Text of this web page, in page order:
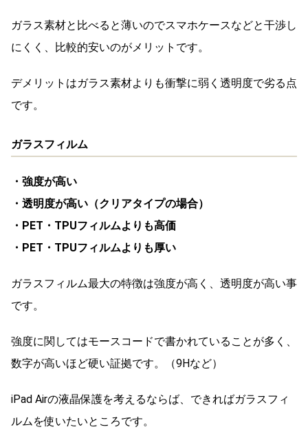
ガラス素材と比べると薄いのでスマホケースなどと干渉し
にくく、比較的安いのがメリットです。
デメリットはガラス素材よりも衝撃に弱く透明度で劣る点
です。
ガラスフィルム
・強度が高い
・透明度が高い（クリアタイプの場合）
・PET・TPUフィルムよりも高価
・PET・TPUフィルムよりも厚い
ガラスフィルム最大の特徴は強度が高く、透明度が高い事
です。
強度に関してはモースコードで書かれていることが多く、
数字が高いほど硬い証拠です。（9Hなど）
iPad Airの液晶保護を考えるならば、できればガラスフィ
ルムを使いたいところです。